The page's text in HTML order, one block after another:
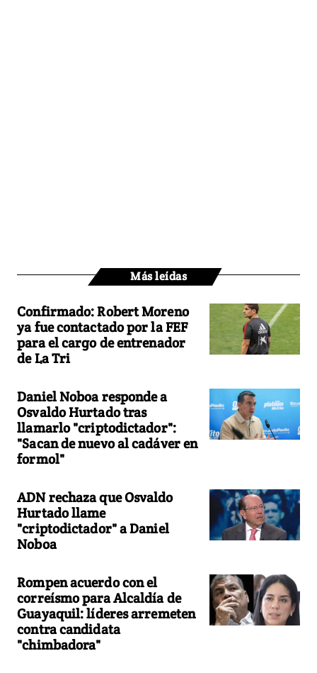
Más leídas
Confirmado: Robert Moreno
ya fue contactado por la FEF
para el cargo de entrenador
de La Tri
Daniel Noboa responde a
Osvaldo Hurtado tras
llamarlo "criptodictador":
"Sacan de nuevo al cadáver en
formol"
ADN rechaza que Osvaldo
Hurtado llame
"criptodictador" a Daniel
Noboa
Rompen acuerdo con el
correísmo para Alcaldía de
Guayaquil: líderes arremeten
contra candidata
"chimbadora"